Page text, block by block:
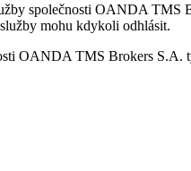
společnosti OANDA TMS
mohu kdykoli odhlásit.
OANDA TMS Brokers